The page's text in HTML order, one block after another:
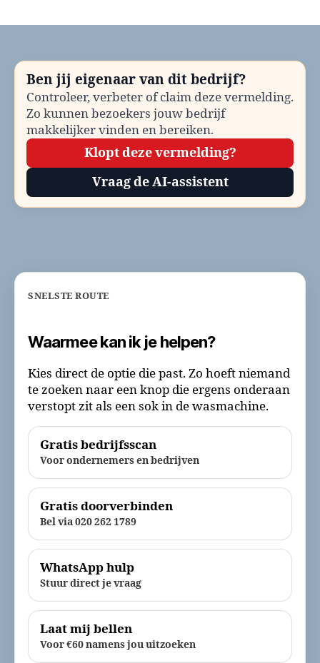
bellen?
Telefoonnummer
en
contactinformatie
Ben jij eigenaar van dit bedrijf?
Controleer, verbeter of claim deze vermelding.
Zo kunnen bezoekers jouw bedrijf
makkelijker vinden en bereiken.
Klopt deze vermelding?
Vraag de AI-assistent
SNELSTE ROUTE
Waarmee kan ik je helpen?
Kies direct de optie die past. Zo hoeft niemand
te zoeken naar een knop die ergens onderaan
verstopt zit als een sok in de wasmachine.
Gratis bedrijfsscan
Voor ondernemers en bedrijven
Gratis doorverbinden
Bel via 020 262 1789
WhatsApp hulp
Stuur direct je vraag
Laat mij bellen
Voor €60 namens jou uitzoeken